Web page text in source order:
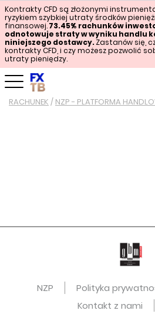
RACHUNEK / NZP - PLATFORMA
NZP Polityka
Kontakt z nami
Kontrakty CFD są złożonymi
ryzykiem szybkiej utraty środków
finansowej.73.45% rachunków
odnotowuje straty w wyniku handlu
niniejszego dostawcy.Zastanów się,
kontrakty CFD, i czy możesz pozwolić
utraty pieniędzy.